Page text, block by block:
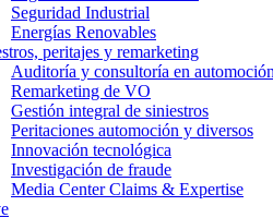
Seguridad Industrial
Energías Renovables
peritajes y remarketing
Auditoría y consultoría en
Remarketing de VO
Gestión integral de siniestros
Peritaciones automoción y diversos
Innovación tecnológica
Investigación de fraude
Media Center Claims & Expertise